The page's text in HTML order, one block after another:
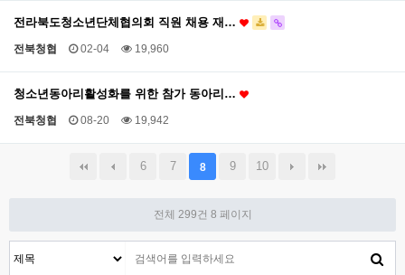
전라북도청소년단체협의회 직원 채용 재…
전북청협 02-04 19,960
청소년동아리활성화를 위한 참가 동아리…
전북청협 08-20 19,942
6 7 8 9 10
전체 299건 8 페이지